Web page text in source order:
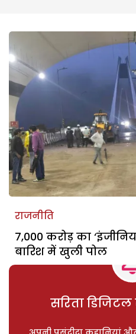
राजनीति
7,000 करोड़ का
बारिश में खुली पोल
सरिता